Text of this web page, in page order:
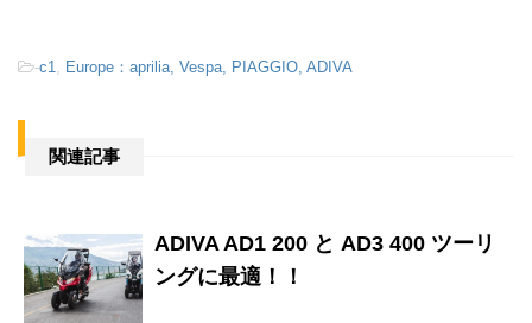
-c1, Europe：aprilia, Vespa, PIAGGIO, ADIVA
関連記事
ADIVA AD1 200 と AD3 400 ツーリ
ングに最適！！